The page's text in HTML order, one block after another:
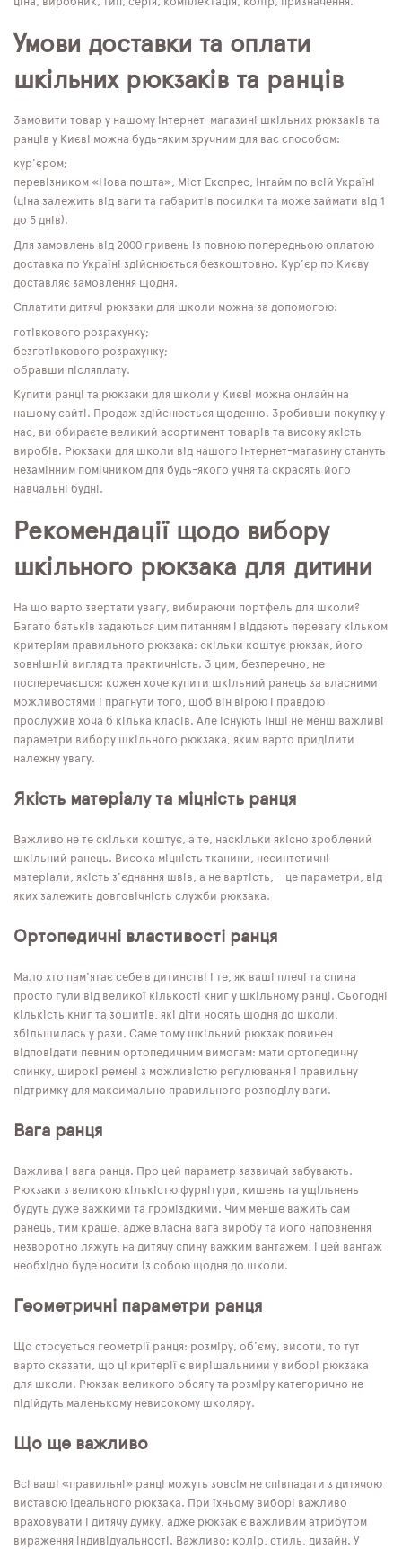
Умови доставки та оплати
шкільних рюкзаків та ранців
Замовити товар у нашому інтернет-магазині шкільних рюкзаків та
ранців у Києві можна будь-яким зручним для вас способом:
кур'єром;
перевізником «Нова пошта», Міст Експрес, Інтайм по всій Україні
(ціна залежить від ваги та габаритів посилки та може займати від 1
до 5 днів).
Для замовлень від 2000 гривень із повною попередньою оплатою
доставка по Україні здійснюється безкоштовно. Кур'єр по Києву
доставляє замовлення щодня.
Сплатити дитячі рюкзаки для школи можна за допомогою:
готівкового розрахунку;
безготівкового розрахунку;
обравши післяплату.
Купити ранці та рюкзаки для школи у Києві можна онлайн на
нашому сайті. Продаж здійснюється щоденно. Зробивши покупку у
нас, ви обираєте великий асортимент товарів та високу якість
виробів. Рюкзаки для школи від нашого інтернет-магазину стануть
незамінним помічником для будь-якого учня та скрасять його
навчальні будні.
Рекомендації щодо вибору
шкільного рюкзака для дитини
На що варто звертати увагу, вибираючи портфель для школи?
Багато батьків задаються цим питанням і віддають перевагу кільком
критеріям правильного рюкзака: скільки коштує рюкзак, його
зовнішній вигляд та практичність. З цим, безперечно, не
посперечаєшся: кожен хоче купити шкільний ранець за власними
можливостями і прагнути того, щоб він вірою і правдою
прослужив хоча б кілька класів. Але існують інші не менш важливі
параметри вибору шкільного рюкзака, яким варто приділити
належну увагу.
Якість матеріалу та міцність ранця
Важливо не те скільки коштує, а те, наскільки якісно зроблений
шкільний ранець. Висока міцність тканини, несинтетичні
матеріали, якість з'єднання швів, а не вартість, – це параметри, від
яких залежить довговічність служби рюкзака.
Ортопедичні властивості ранця
Мало хто пам'ятає себе в дитинстві і те, як ваші плечі та спина
просто гули від великої кількості книг у шкільному ранці. Сьогодні
кількість книг та зошитів, які діти носять щодня до школи,
збільшилась у рази. Саме тому шкільний рюкзак повинен
відповідати певним ортопедичним вимогам: мати ортопедичну
спинку, широкі ремені з можливістю регулювання і правильну
підтримку для максимально правильного розподілу ваги.
Вага ранця
Важлива і вага ранця. Про цей параметр зазвичай забувають.
Рюкзаки з великою кількістю фурнітури, кишень та ущільнень
будуть дуже важкими та громіздкими. Чим менше важить сам
ранець, тим краще, адже власна вага виробу та його наповнення
незворотно ляжуть на дитячу спину важким вантажем, і цей вантаж
необхідно буде носити із собою щодня до школи.
Геометричні параметри ранця
Що стосується геометрії ранця: розміру, об'єму, висоти, то тут
варто сказати, що ці критерії є вирішальними у виборі рюкзака
для школи. Рюкзак великого обсягу та розміру категорично не
підійдуть маленькому невисокому школяру.
Що ще важливо
Всі ваші «правильні» ранці можуть зовсім не співпадати з дитячою
виставою ідеального рюкзака. При їхньому виборі важливо
враховувати і дитячу думку, адже рюкзак є важливим атрибутом
вираження індивідуальності. Важливо: колір, стиль, дизайн. У